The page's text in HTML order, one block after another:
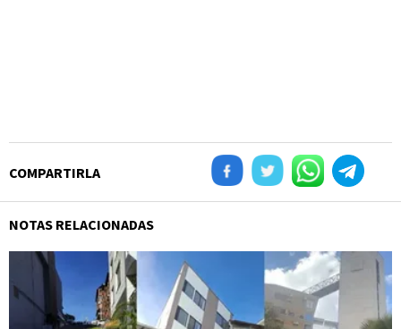
COMPARTIRLA
NOTAS RELACIONADAS